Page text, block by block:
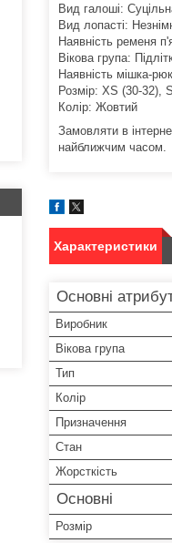
Вид галоші:
Вид лопасті:
Наявність ременя
Вікова група:
Наявність мішка-
Розмір: XS (30-32),
Колір: Жовтий
Замовляти в
найближчим часом.
Характеристики
Основні
Виробник
Вікова група
Тип
Колір
Призначення
Стан
Жорсткість
Основні
Розмір